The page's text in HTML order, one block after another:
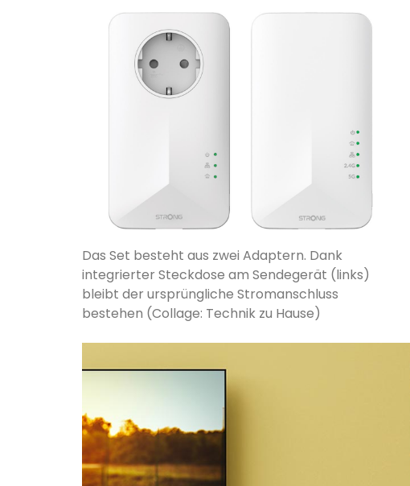
Das Set besteht aus zwei Adaptern. Dank
integrierter Steckdose am Sendegerät (links)
bleibt der ursprüngliche Stromanschluss
bestehen (Collage: Technik zu Hause)